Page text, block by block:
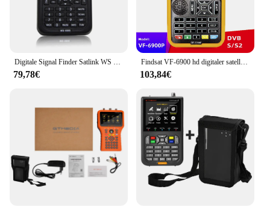
79,78€
Findsat VF-6900 hd digitaler satelliten finder 3.5 "tft lcd bildschirm DVB-S/s2 mpeg2/mpeg4 live video programm unterstützung scr dcss lnb
103,84€